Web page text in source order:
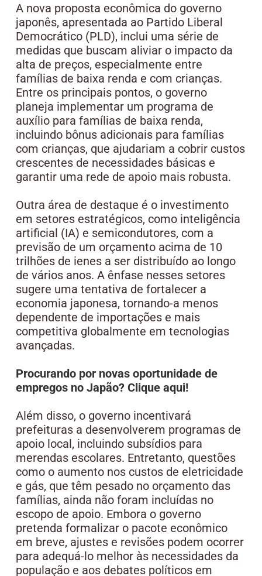
A nova proposta econômica do governo
japonês, apresentada ao Partido Liberal
Democrático (PLD), inclui uma série de
medidas que buscam aliviar o impacto da
alta de preços, especialmente entre
famílias de baixa renda e com crianças.
Entre os principais pontos, o governo
planeja implementar um programa de
auxílio para famílias de baixa renda,
incluindo bônus adicionais para famílias
com crianças, que ajudariam a cobrir custos
crescentes de necessidades básicas e
garantir uma rede de apoio mais robusta.
Outra área de destaque é o investimento
em setores estratégicos, como inteligência
artificial (IA) e semicondutores, com a
previsão de um orçamento acima de 10
trilhões de ienes a ser distribuído ao longo
de vários anos. A ênfase nesses setores
sugere uma tentativa de fortalecer a
economia japonesa, tornando-a menos
dependente de importações e mais
competitiva globalmente em tecnologias
avançadas.
Procurando por novas oportunidade de
empregos no Japão? Clique aqui!
Além disso, o governo incentivará
prefeituras a desenvolverem programas de
apoio local, incluindo subsídios para
merendas escolares. Entretanto, questões
como o aumento nos custos de eletricidade
e gás, que têm pesado no orçamento das
famílias, ainda não foram incluídas no
escopo de apoio. Embora o governo
pretenda formalizar o pacote econômico
em breve, ajustes e revisões podem ocorrer
para adequá-lo melhor às necessidades da
população e aos debates políticos em